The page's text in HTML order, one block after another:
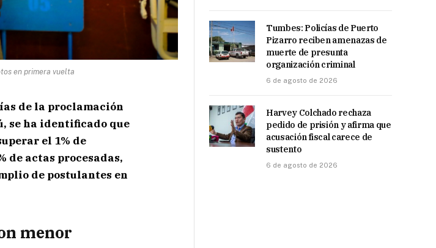
en primera vuelta
de la proclamación
, se ha identificado que
el 1% de
de actas procesadas,
de postulantes en
menor
Tumbes: Policías de Puerto
Pizarro reciben amenazas de
muerte de presunta
organización criminal
6 de agosto de 2026
Harvey Colchado rechaza
pedido de prisión y afirma que
acusación fiscal carece de
sustento
6 de agosto de 2026